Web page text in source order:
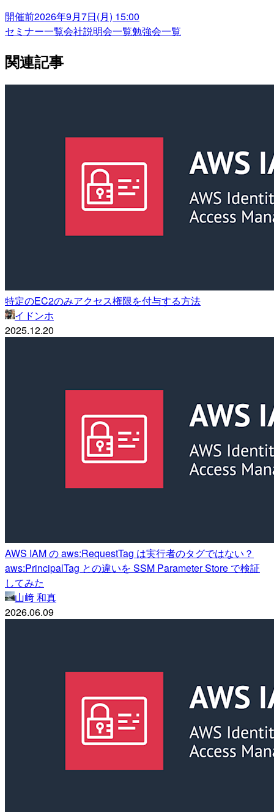
開催前2026年9月7日(月) 15:00
セミナー一覧会社説明会一覧勉強会一覧
関連記事
特定のEC2のみアクセス権限を付与する方法
イドンホ
2025.12.20
AWS IAM の aws:RequestTag は実行者のタグではない？
aws:PrincipalTag との違いを SSM Parameter Store で検証
してみた
山﨑 和真
2026.06.09